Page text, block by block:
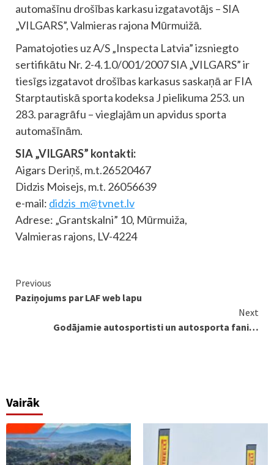
automašīnu drošības karkasu izgatavotājs – SIA
„VILGARS”, Valmieras rajona Mūrmuižā.
Pamatojoties uz A/S „Inspecta Latvia” izsniegto
sertifikātu Nr. 2-4.1.0/001/2007 SIA „VILGARS” ir
tiesīgs izgatavot drošības karkasus saskaņā ar FIA
Starptautiskā sporta kodeksa J pielikuma 253. un
283. paragrāfu – vieglajām un apvidus sporta
automašīnām.
SIA „VILGARS” kontakti:
Aigars Deriņš, m.t.26520467
Didzis Moisejs, m.t. 26056639
e-mail: didzis_m@tvnet.lv
Adrese: „Grantskalni” 10, Mūrmuiža,
Valmieras rajons, LV-4224
Continue
Reading
Previous
Paziņojums par LAF web lapu
Next
Godājamie autosportisti un autosporta fani…
Vairāk